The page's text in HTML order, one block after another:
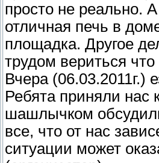
просто не реально.
отличная печь в
площадка. Другое
трудом вериться
Вчера
Ребята приняли нас
шашлычком
все, что от нас
ситуации может